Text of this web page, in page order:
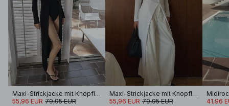
Maxi-Strickjacke mit Knopfleiste
55,96 EUR 79,95 EUR
Maxi-Strickjacke mit Knopfleiste
55,96 EUR 79,95 EUR
41,96